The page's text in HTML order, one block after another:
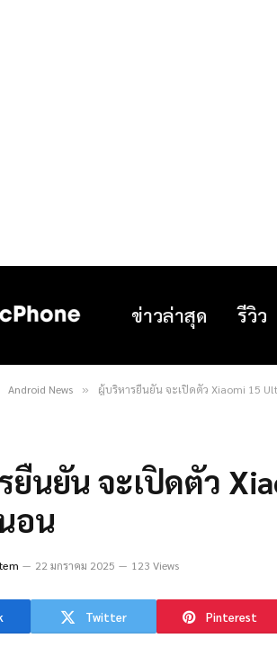
ข่าวล่าสุด รีวิว
Android News » ผู้บริหารยืนยัน จะเปิดตัว Xiaomi 15
ยืนยัน จะเปิดตัว
อน
22 มกราคม 2025 123 Views
Twitter Pinterest